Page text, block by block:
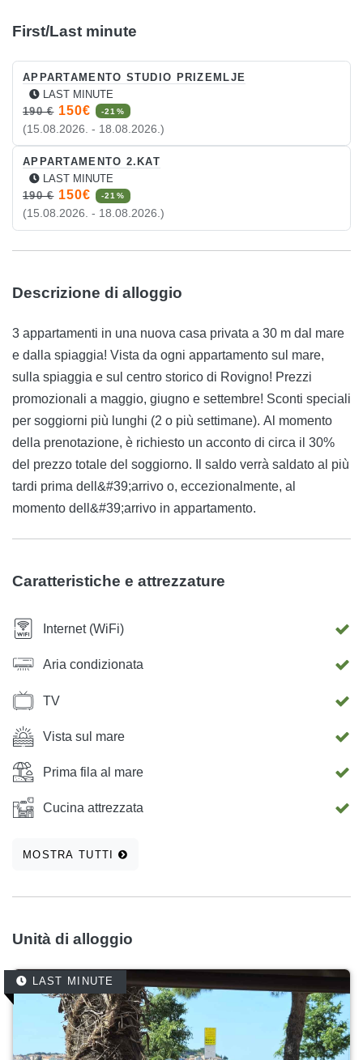
First/Last minute
APPARTAMENTO STUDIO PRIZEMLJE
LAST MINUTE
190 € 150€ -21%
(15.08.2026. - 18.08.2026.)
APPARTAMENTO 2.KAT
LAST MINUTE
190 € 150€ -21%
(15.08.2026. - 18.08.2026.)
Descrizione di alloggio
3 appartamenti in una nuova casa privata a 30 m dal mare
e dalla spiaggia! Vista da ogni appartamento sul mare,
sulla spiaggia e sul centro storico di Rovigno! Prezzi
promozionali a maggio, giugno e settembre! Sconti speciali
per soggiorni più lunghi (2 o più settimane). Al momento
della prenotazione, è richiesto un acconto di circa il 30%
del prezzo totale del soggiorno. Il saldo verrà saldato al più
tardi prima dell&#39;arrivo o, eccezionalmente, al
momento dell&#39;arrivo in appartamento.
Caratteristiche e attrezzature
Internet (WiFi)
Aria condizionata
TV
Vista sul mare
Prima fila al mare
Cucina attrezzata
MOSTRA TUTTI
Unità di alloggio
LAST MINUTE